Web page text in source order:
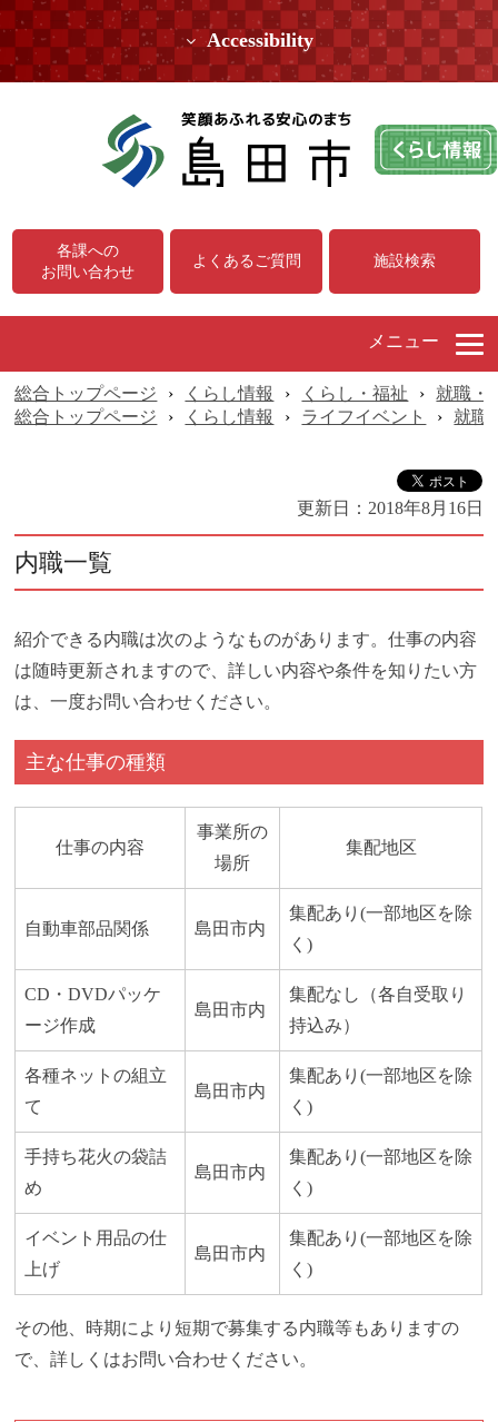
Accessibility
各課への
お問い合わせ
よくあるご質問 施設検索
メニュー
総合トップページ › くらし情報 › くらし・福祉 ›
就職・
総合トップページ
› くらし情報 › ライフイベント › 就職
更新日： 2018年8月16日
内職一覧
紹介できる内職は次のようなものがあります。仕事の内容
は随時更新されますので、詳しい内容や条件を知りたい方
は、一度お問い合わせください。
主な仕事の種類
仕事の内容
事業所の
場所
集配地区
自動車部品関係 島田市内
集配あり(一部地区を除
く)
CD・DVDパッケ
ージ作成
島田市内
集配なし（各自受取り
持込み）
各種ネットの組立
て
島田市内
集配あり(一部地区を除
く)
手持ち花火の袋詰
め
島田市内
集配あり(一部地区を除
く)
イベント用品の仕
上げ
島田市内
集配あり(一部地区を除
く)
その他、時期により短期で募集する内職等もありますの
で、詳しくはお問い合わせください。